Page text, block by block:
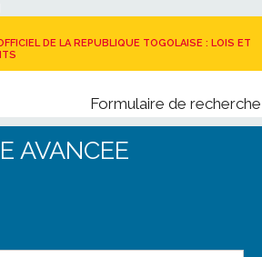
DE LA REPUBLIQUE TOGOLAISE : LOIS ET
Formulaire de recherche
Rechercher
OFFICIEL
AVANCEE